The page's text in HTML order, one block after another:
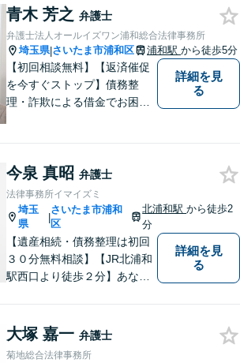
く感じがちな法律問題も、少
しずつ一緒に整理していきま
しょう。
青木 芳之 弁護士
弁護士法人オールイズワン浦和総合法律事務所
埼玉県|さいたま市浦和区 浦和駅 から徒歩5分
【初回相談無料】【返済催促
を今すぐストップ】債務整
理・詐欺による借金でお困り
駅5分】【プライバシー配慮】
【平日22時・土日祝20時ま
で】【弁護士歴10年以上】
詳細を見
る
今泉 真昭 弁護士
法律事務所イマイズミ
埼玉
県
|
さいたま市浦和
区
北浦和駅から徒歩2
分
【遺産相続・債務整理は初回
３０分無料相談】【JR北浦和
駅西口より徒歩２分】あなた
の代わりに悩み、考え、解決
策をご提案します。
詳細を見
る
大塚 嘉一 弁護士
菊地総合法律事務所